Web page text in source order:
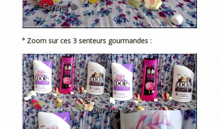
° Zoom sur ces 3 senteurs gourmandes :